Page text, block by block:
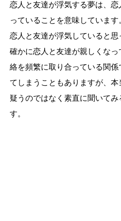
恋人と友達が浮気する夢は、
っていることを意味しています
恋人と友達が浮気していると思
確かに恋人と友達が親しくな
絡を頻繁に取り合っている関
てしまうこともありますが、
疑うのではなく素直に聞いてみ
す。